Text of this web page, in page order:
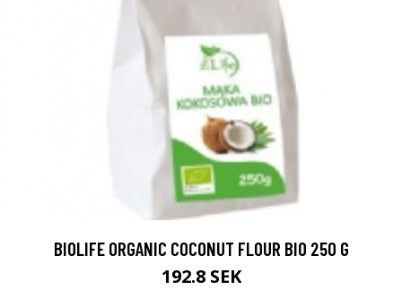
BIOLIFE ORGANIC COCONUT FLOUR BIO 250 G
192.8 SEK